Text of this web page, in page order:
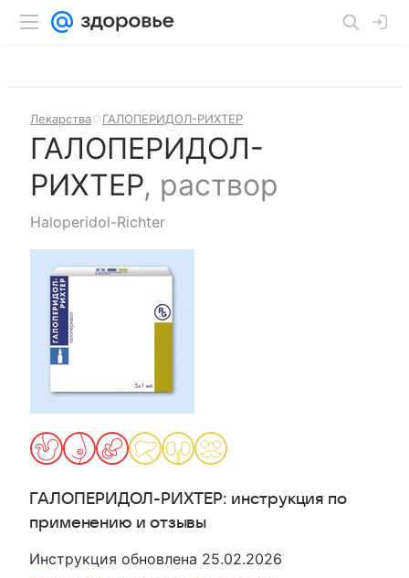
Лекарства ГАЛОПЕРИДОЛ-РИХТЕР
ГАЛОПЕРИДОЛ-
РИХТЕР, раствор
Haloperidol-Richter
ГАЛОПЕРИДОЛ-РИХТЕР: инструкция по
применению и отзывы
Инструкция обновлена 25.02.2026